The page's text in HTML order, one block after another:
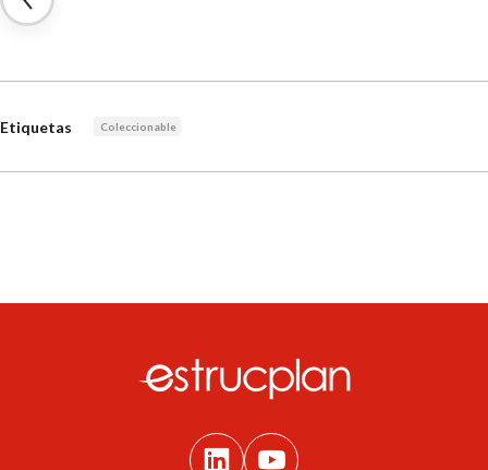
Etiquetas Coleccionable